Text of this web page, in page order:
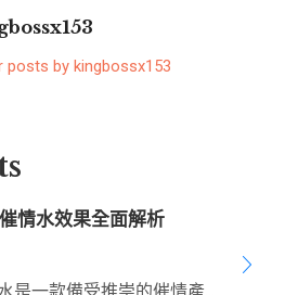
posts by kingbossx153
情水效果全面解析